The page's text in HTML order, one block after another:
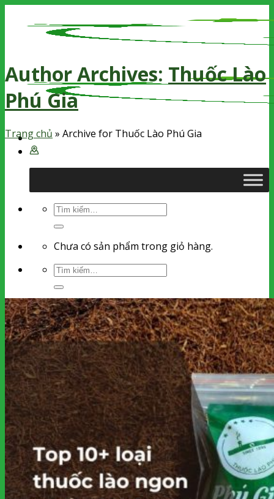
Tìm
kiếm:
Chưa có sản phẩm trong giỏ hàng.
Tìm
kiếm:
Giỏ hàng
Chưa có sản phẩm trong giỏ hàng.
Author Archives: Thuốc Lào
Phú Gia
Trang chủ » Archive for Thuốc Lào Phú Gia